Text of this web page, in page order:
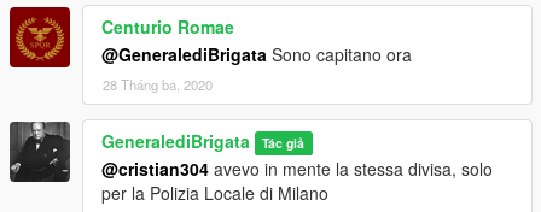
Centurio Romae
@GeneralediBrigata Sono capitano ora
28 Tháng ba, 2020
GeneralediBrigata Tác giả
@cristian304 avevo in mente la stessa divisa, solo
per la Polizia Locale di Milano